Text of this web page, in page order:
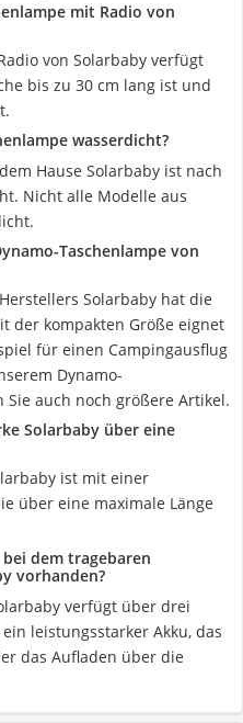
mit Radio von
von Solarbaby verfügt
bis zu 30 cm lang ist und
wasserdicht?
Hause Solarbaby ist nach
Nicht alle Modelle aus
Taschenlampe von
Solarbaby hat die
der kompakten Größe eignet
für einen Campingausflug
Dynamo-
auch noch größere Artikel.
Solarbaby über eine
ist mit einer
über eine maximale Länge
dem tragebaren
vorhanden?
verfügt über drei
leistungsstarker Akku, das
das Aufladen über die